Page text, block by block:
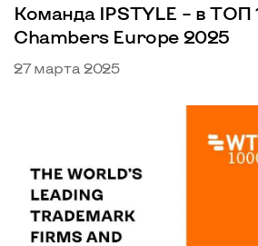
Команда IPSTYLE – в ТОП
Chambers Europe 2025
27 марта 2025